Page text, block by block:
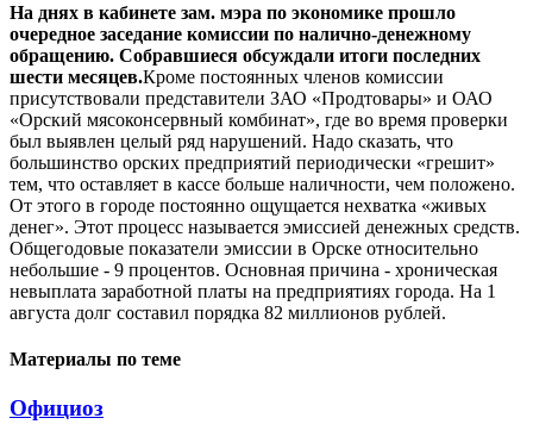
На днях в кабинете зам. мэра по экономике прошло
очередное заседание комиссии по налично-денежному
обращению. Собравшиеся обсуждали итоги последних
шести месяцев.Кроме постоянных членов комиссии
присутствовали представители ЗАО «Продтовары» и ОАО
«Орский мясоконсервный комбинат», где во время проверки
был выявлен целый ряд нарушений. Надо сказать, что
большинство орских предприятий периодически «грешит»
тем, что оставляет в кассе больше наличности, чем положено.
От этого в городе постоянно ощущается нехватка «живых
денег». Этот процесс называется эмиссией денежных средств.
Общегодовые показатели эмиссии в Орске относительно
небольшие - 9 процентов. Основная причина - хроническая
невыплата заработной платы на предприятиях города. На 1
августа долг составил порядка 82 миллионов рублей.
Материалы по теме
Официоз